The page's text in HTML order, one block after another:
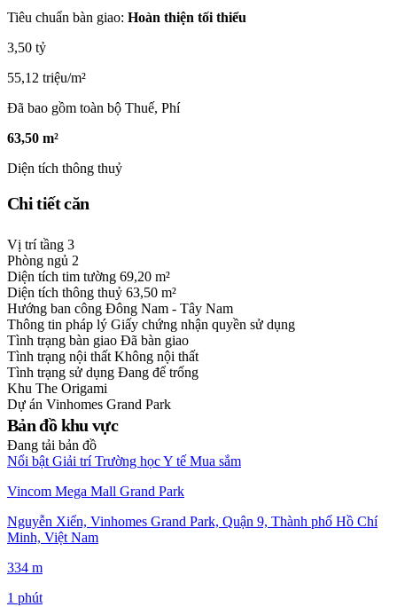
Tiêu chuẩn bàn giao: Hoàn thiện tối thiểu
3,50 tỷ
55,12 triệu/m²
Đã bao gồm toàn bộ Thuế, Phí
63,50 m²
Diện tích thông thuỷ
Chi tiết căn
Vị trí tầng 3
Phòng ngủ 2
Diện tích tim tường 69,20 m²
Diện tích thông thuỷ 63,50 m²
Hướng ban công Đông Nam - Tây Nam
Thông tin pháp lý Giấy chứng nhận quyền sử dụng
Tình trạng bàn giao Đã bàn giao
Tình trạng nội thất Không nội thất
Tình trạng sử dụng Đang để trống
Khu The Origami
Dự án Vinhomes Grand Park
Bản đồ khu vực
Đang tải bản đồ
Nổi bật Giải trí Trường họcY tế Mua sắm
Vincom Mega Mall Grand Park
Nguyễn Xiển, Vinhomes Grand Park, Quận 9, Thành phố Hồ Chí
Minh, Việt Nam
334 m
1 phút